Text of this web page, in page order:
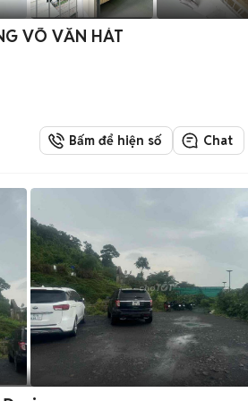
VÕ VĂN HÁT
Bấm để hiện số Chat